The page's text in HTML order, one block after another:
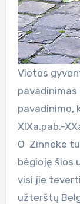
Vietos
pavadinimas
pavadinimo,
XIXa.pab.-
O Zinneke
bėgioję šios
visi jie
užterštų